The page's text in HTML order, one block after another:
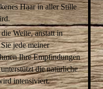
Haar in aller Stille
Weite, anstatt in
jede meiner
Ihre Empfindungen
die natürliche
intensiviert.